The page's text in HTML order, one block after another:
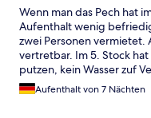
Wenn man das Pech hat
Aufenthalt wenig
zwei Personen vermietet.
vertretbar. Im 5. Stock
putzen, kein Wasser zuf
schmales Rinnsal bis gar
ganz zu schweigen.... In
Aufenthalt von 7 Nächten